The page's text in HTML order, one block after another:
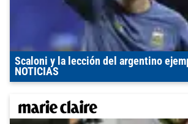
Scaloni y la lección del argentino
NOTICIAS